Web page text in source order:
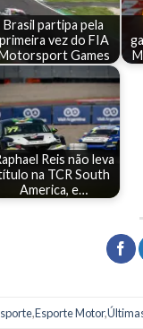
Brasil partipa pela
primeira vez do FIA
Games
Reis não leva
na TCR South
America, e…
,Esporte Motor,